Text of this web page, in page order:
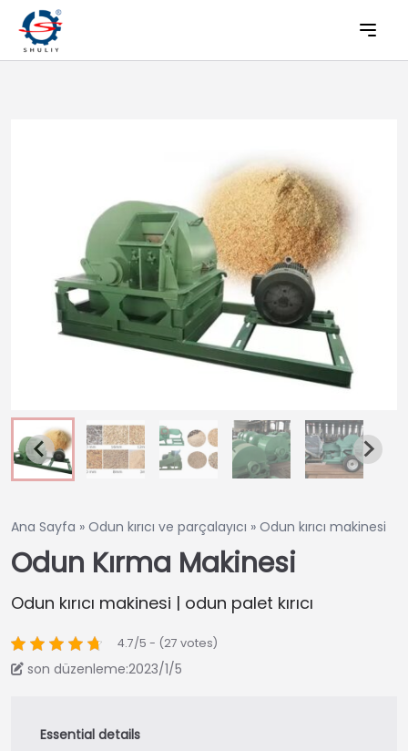
Ana Sayfa » Odun kırıcı ve parçalayıcı » Odun kırıcı makinesi
Odun Kırma Makinesi
Odun kırıcı makinesi | odun palet kırıcı
4.7/5 - (27 votes)
son düzenleme:2023/1/5